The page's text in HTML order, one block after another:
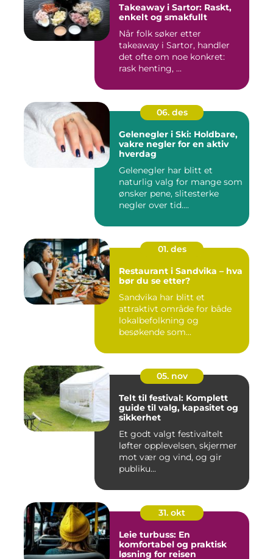
Takeaway i Sartor: Raskt,
enkelt og smakfullt
Når folk søker etter
takeaway i Sartor, handler
det ofte om noe konkret:
rask henting, ...
06. des
Gelenegler i Ski: Holdbare,
vakre negler for en aktiv
hverdag
Gelenegler har blitt et
naturlig valg for mange som
ønsker pene, slitesterke
negler over tid....
01. des
Restaurant i Sandvika – hva
bør du se etter?
Sandvika har blitt et
attraktivt område for både
lokalbefolkning og
besøkende som...
05. nov
Telt til festival: Komplett
guide til valg, kapasitet og
sikkerhet
Et godt valgt festivaltelt
løfter opplevelsen, skjermer
mot vær og vind, og gir
publiku...
31. okt
Leie turbuss: En
komfortabel og praktisk
løsning for reisen